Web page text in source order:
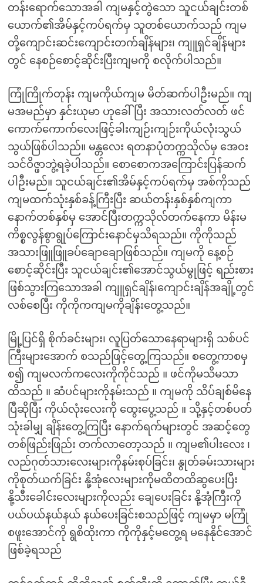
တန်းရောက်သောအခါ ကျမနှင့်တွဲသော သူငယ်ချင်းတစ်
ယောက်၏အိမ်နှင့်ကပ်ရက်မှ သူတစ်ယောက်သည် ကျမ
တို့ကျောင်းဆင်းကျောင်းတက်ချိန်များ၊ ကျူရှင်ချိန်များ
တွင် နေစဉ်စောင့်ဆိုင်းပြီးကျမကို စလိုက်ပါသည်။
ကြုံကြိုက်တုန်း ကျမကိုယ်ကျမ မိတ်ဆက်ပါဦးမည်။ ကျ
မအမည်မှာ နှင်းယုမာ ဟုခေါ်ပြီး အသားလတ်လတ် ဖင်
ကောက်ကောက်လေးဖြင့်ခါးကျဉ်းကျဉ်းကိုယ်လုံးသွယ်
သွယ်ဖြစ်ပါသည်။ မန္တလေး ရတနာပုံတက္ကသိုလ်မှ အေဝး
သင်ဝိဇ္ဖာဘွဲ့ရခဲ့ပါသည်။ စောစောကအကြောင်းပြန်ဆက်
ပါဦးမည်။ သူငယ်ချင်း၏အိမ်နှင့်ကပ်ရက်မှ အစ်ကိုသည်
ကျမထက်သုံးနှစ်ခန့်ကြီးပြီး ဆယ်တန်းနှစ်နှစ်ကျကာ
နောက်တစ်နှစ်မှ အောင်ပြီးတက္ကသိုလ်တက်နေကာ မိန်းမ
ကိစ္စလွန်စွာရွုပ်ကြောင်းနောင်မှသိရသည်။ ကိုကိုသည်
အသားဖြူဖြူခပ်ချောချောဖြစ်သည်။ ကျမကို နေ့စဉ်
စောင့်ဆိုင်းပြီး သူငယ်ချင်း၏အောင်သွယ်မွုဖြင့် ရည်းစား
ဖြစ်သွားကြသောအခါ ကျူရှင်ချိန်၊ကျောင်းချိန်အချို့တွင်
လစ်စေပြီး ကိုကိုကကျမကိုချိန်းတွေ့သည်။
မြို့ပြင်ရှိ စိုက်ခင်းများ၊ လူပြတ်သောနေရာများရှိ သစ်ပင်
ကြီးများအောက် စသည်ဖြင့်တွေ့ကြသည်။ စတွေ့ကာစမှ
စ၍ ကျမလက်ကလေးကိုကိုင်သည် ။ ဖင်ကိုမသိမသာ
ထိသည် ။ ဆံပင်များကိုနမ်းသည် ။ ကျမကို သိပ်ချစ်မိနေ
ပြီဆိုပြီး ကိုယ်လုံးလေးကို ထွေးပွေ့သည် ။ သို့နှင့်တစ်ပတ်
သုံးခါမျှ ချိန်းတွေ့ကြပြီး နောက်ရက်များတွင် အဆင့်တွေ
တစ်ဖြည်းဖြည်း တက်လာတော့သည် ။ ကျမ၏ပါးလေး ၊
လည်ဂုတ်သားလေးများကိုနမ်းစုပ်ခြင်း၊ နွုတ်ခမ်းသားများ
ကိုစုတ်ယက်ခြင်း နို့အုံလေးများကိုမထိတထိဆွပေးပြီး
နို့သီးခေါင်းလေးများကိုလည်း ချေပေးခြင်း နို့အုံကြီးကို
ပယ်ပယ်နယ်နယ် နယ်ပေးခြင်းစသည်ဖြင့် ကျမမှာ မကြုံ
စဖူးအောင်ကို ရွစိထိုးကာ ကိုကိုနှင့်မတွေ့ရ မနေနိုင်အောင်
ဖြစ်ခဲ့ရသည်